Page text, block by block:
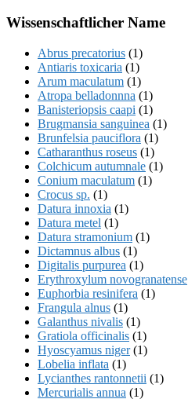
Wissenschaftlicher Name
Abrus precatorius (1)
Antiaris toxicaria (1)
Arum maculatum (1)
Atropa belladonnna (1)
Banisteriopsis caapi (1)
Brugmansia sanguinea (1)
Brunfelsia pauciflora (1)
Catharanthus roseus (1)
Colchicum autumnale (1)
Conium maculatum (1)
Crocus sp. (1)
Datura innoxia (1)
Datura metel (1)
Datura stramonium (1)
Dictamnus albus (1)
Digitalis purpurea (1)
Erythroxylum novogranatense
Euphorbia resinifera (1)
Frangula alnus (1)
Galanthus nivalis (1)
Gratiola officinalis (1)
Hyoscyamus niger(1)
Lobelia inflata (1)
Lycianthes rantonnetii (1)
Mercurialis annua (1)